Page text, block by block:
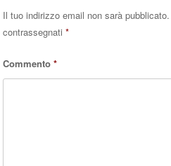
Il tuo indirizzo email non sarà pubblicato.
contrassegnati*
Commento*